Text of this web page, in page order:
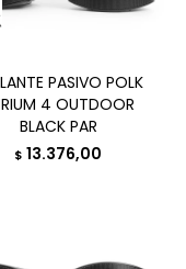
PASIVO POLK
4 OUTDOOR
BLACK PAR
$ 13.376,00